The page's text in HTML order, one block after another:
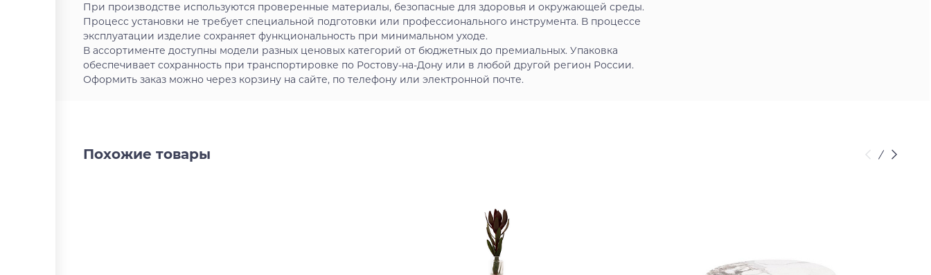
При производстве используются проверенные материалы, безопасные для здоровья и окружающей среды.
Процесс установки не требует специальной подготовки или профессионального инструмента. В процессе
эксплуатации изделие сохраняет функциональность при минимальном уходе.
В ассортименте доступны модели разных ценовых категорий от бюджетных до премиальных. Упаковка
обеспечивает сохранность при транспортировке по Ростову-на-Дону или в любой другой регион России.
Оформить заказ можно через корзину на сайте, по телефону или электронной почте.
Похожие товары